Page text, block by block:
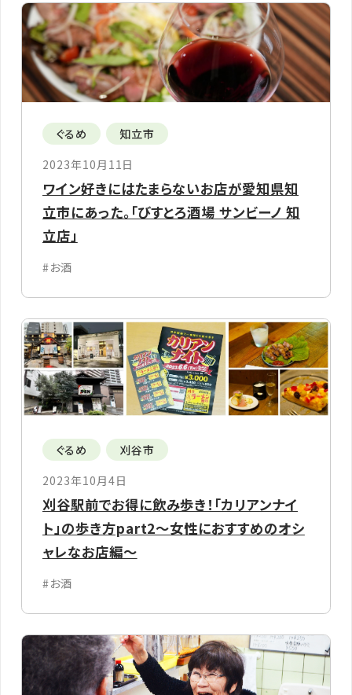
ぐるめ
知立市
2023年10月11日
ワイン好きにはたまらないお店が愛知県知
立市にあった。「びすとろ酒場 サンビーノ 知
立店」
#お酒
ぐるめ
刈谷市
2023年10月4日
刈谷駅前でお得に飲み歩き！「カリアンナイ
ト」の歩き方part2～女性におすすめのオシ
ャレなお店編～
#お酒